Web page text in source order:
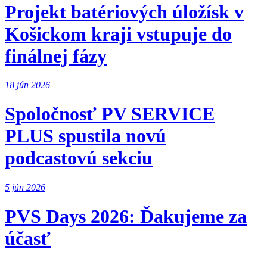
Projekt batériových úložísk v
Košickom kraji vstupuje do
finálnej fázy
18 jún 2026
Spoločnosť PV SERVICE
PLUS spustila novú
podcastovú sekciu
5 jún 2026
PVS Days 2026: Ďakujeme za
účasť